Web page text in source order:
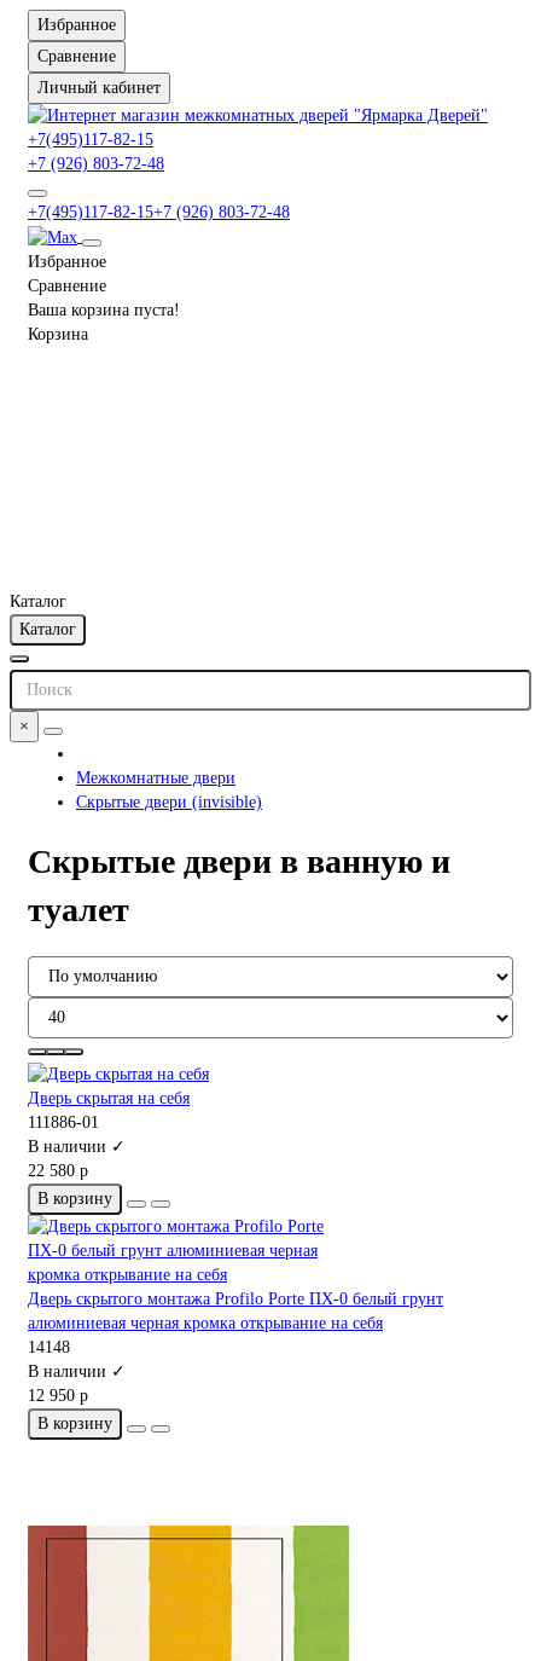
Избранное
Сравнение
Личный кабинет
+7(495)117-82-15
+7 (926) 803-72-48
+7(495)117-82-15+7 (926) 803-72-48
Избранное
Сравнение
Ваша корзина пуста!
Корзина
Каталог
Каталог
×
Межкомнатные двери
Скрытые двери (invisible)
Скрытые двери в ванную и
туалет
Дверь скрытая на себя
111886-01
В наличии ✓
22 580 р
В корзину
Дверь скрытого монтажа Profilo Porte ПХ-0 белый грунт
алюминиевая черная кромка открывание на себя
14148
В наличии ✓
12 950 р
В корзину